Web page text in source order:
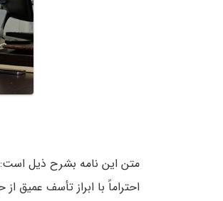
متن این نامه بشرح ذیل است:
احتراماً با ابراز تأسف عمیق